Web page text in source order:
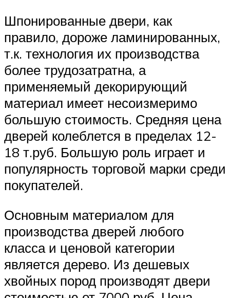
Шпонированные двери, как
правило, дороже ламинированных,
т.к. технология их производства
более трудозатратна, а
применяемый декорирующий
материал имеет несоизмеримо
большую стоимость. Средняя цена
дверей колеблется в пределах 12-
18 т.руб. Большую роль играет и
популярность торговой марки среди
покупателей.
Основным материалом для
производства дверей любого
класса и ценовой категории
является дерево. Из дешевых
хвойных пород производят двери